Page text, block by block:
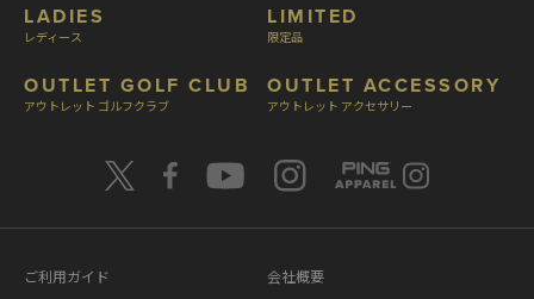
LADIES
レディース
OUTLET GOLF CLUB
アウトレット ゴルフクラブ
LIMITED
限定品
OUTLET ACCESSORY
アウトレット アクセサリー
ご利用ガイド
会社概要